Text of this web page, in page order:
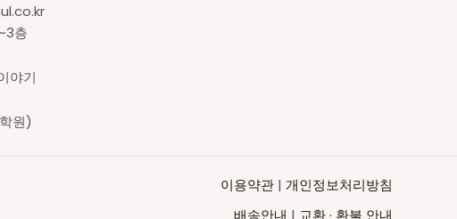
층
야기
원)
이용약관 | 개인정보처리방침